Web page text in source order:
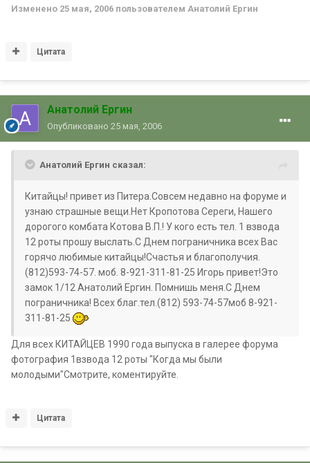
Изменено 25 мая, 2006 пользователем Анатолий Ергин
Цитата
Анатолий Ергин
Опубликовано 25 мая, 2006
Анатолий Ергин сказал:
Китайцы! привет из Питера.Совсем недавно на форуме и
узнаю страшные вещи.Нет Кропотова Сереги, Нашего
дорогого комбата Котова В.П.! У кого есть тел. 1 взвода
12 роты прошу выслать.С Днем пограничника всех Вас
горячо любимые китайцы!Счастья и благополучия.
(812)593-74-57. моб. 8-921-311-81-25 Игорь привет!Это
замок 1/12 Анатолий Ергин. Помнишь меня.С Днем
пограничника! Всех благ.тел.(812) 593-74-57моб 8-921-
311-81-25
Для всех КИТАЙЦЕВ 1990 года выпуска в галерее форума
фотография 1взвода 12 роты "Когда мы были
молодыми"Смотрите, коментируйте.
Цитата